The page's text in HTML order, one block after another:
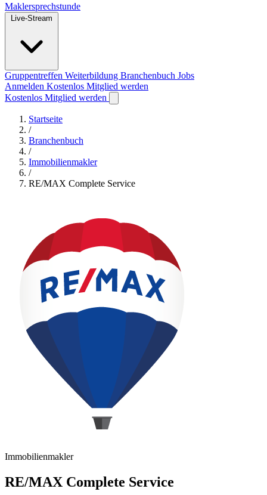
Maklersprechstunde
Live-Stream
Gruppentreffen Weiterbildung Branchenbuch Jobs
Anmelden Kostenlos Mitglied werden
Kostenlos Mitglied werden
Startseite
/
Branchenbuch
/
Immobilienmakler
/
RE/MAX Complete Service
Immobilienmakler
RE/MAX Complete Service